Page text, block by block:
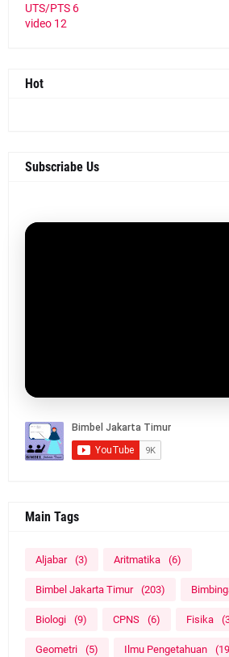
UTS/PTS 6
video 12
Hot
Subscriabe Us
Main Tags
Aljabar (3) Aritmatika (6)
Bimbel Jakarta Timur (203)
Biologi (9) CPNS (6) Fisika
Geometri (5) Ilmu Pengetahuan